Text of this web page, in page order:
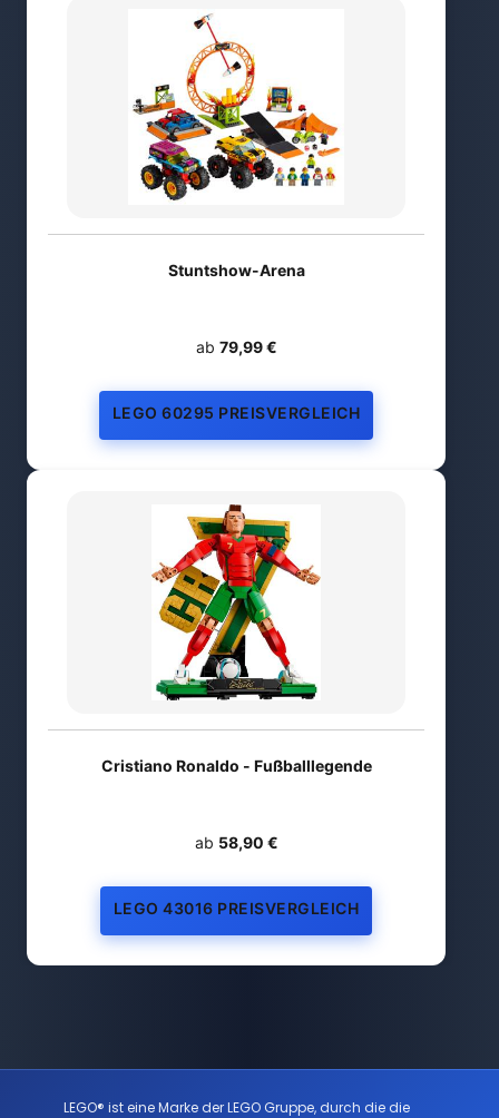
Stuntshow-Arena
ab 79,99 €
LEGO 60295 PREISVERGLEICH
Cristiano Ronaldo - Fußballlegende
ab 58,90 €
LEGO 43016 PREISVERGLEICH
LEGO® ist eine Marke der LEGO Gruppe, durch die die